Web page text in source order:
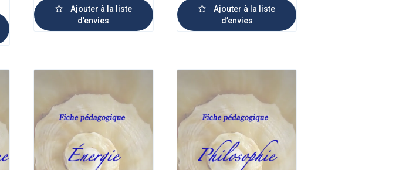
Ajouter à la liste
d’envies
Ajouter à la liste
d’envies